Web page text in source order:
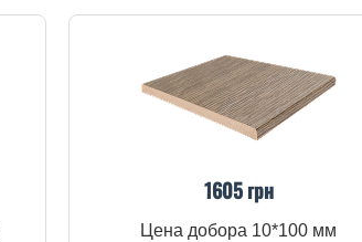
1605 грн
Цена добора 10*100 мм